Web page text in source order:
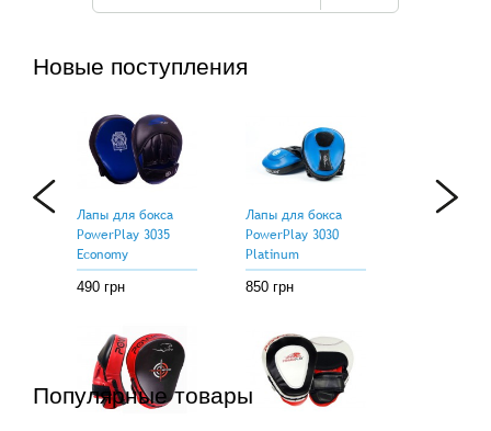
Новые поступления
Лапы для бокса
PowerPlay 3035
Economy
490 грн
Лапы для бокса
PowerPlay 3030
Platinum
850 грн
Популярные товары